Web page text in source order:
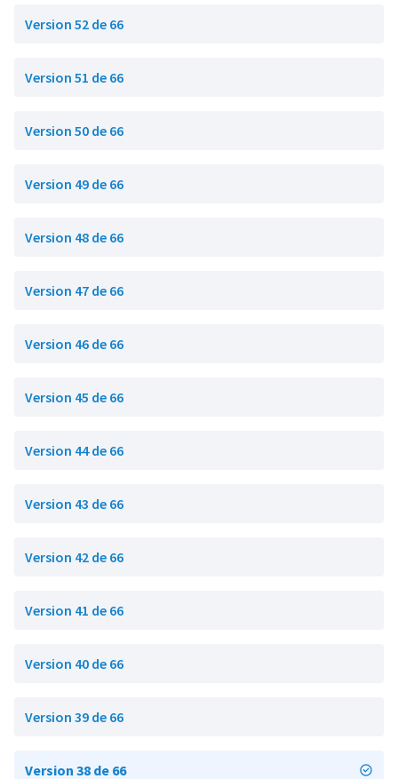
Version 52 de 66
Version 51 de 66
Version 50 de 66
Version 49 de 66
Version 48 de 66
Version 47 de 66
Version 46 de 66
Version 45 de 66
Version 44 de 66
Version 43 de 66
Version 42 de 66
Version 41 de 66
Version 40 de 66
Version 39 de 66
Version 38 de 66